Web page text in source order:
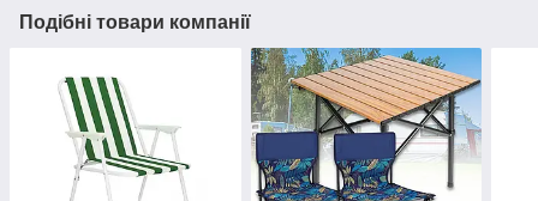
Подібні товари компанії